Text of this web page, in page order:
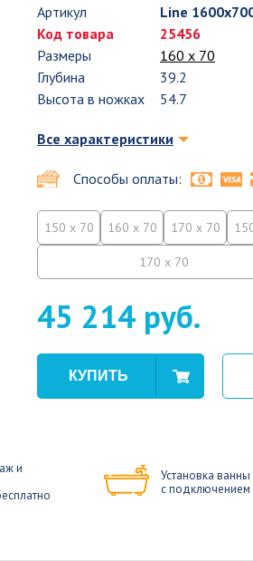
Артикул
Line
Код товара
25456
Размеры
160 х 70
Глубина
39.2
Высота в ножках
54.7
Все характеристики
Способы оплаты:
150 x 70 160 x 70 170 x 70
170 x 70
45 214 руб.
и
Установка ванны
с подключением